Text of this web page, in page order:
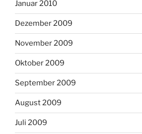
Januar 2010
Dezember 2009
November 2009
Oktober 2009
September 2009
August 2009
Juli 2009